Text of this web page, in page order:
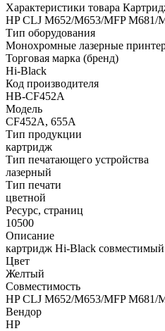
Характеристики товара
HP CLJ M652/M653/MFP M681/
Тип оборудования
Монохромные лазерные
Торговая марка (бренд)
Hi-Black
Код производителя
HB-CF452A
Модель
CF452A, 655A
Тип продукции
картридж
Тип печатающего устройства
лазерный
Тип печати
цветной
Ресурс, страниц
10500
Описание
картридж Hi-Black
Цвет
Желтый
Совместимость
HP CLJ M652/M653/MFP M681/
Вендор
HP